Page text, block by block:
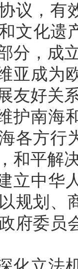
议，有
文化遗
分，成
亚成为
友好关
护南海
各方行
和平解
立中华
规划、
府委员